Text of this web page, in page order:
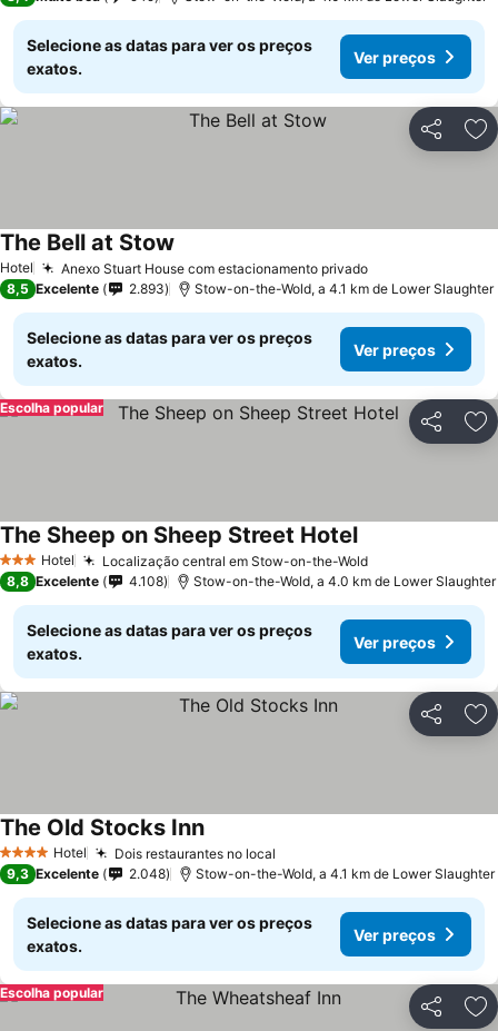
Selecione as datas para ver os preços
exatos.
Ver preços
Partilhar
Hotel Anexo Stuart House com estacionamento privadoVer preços
The Bell at Stow
8,5 Excelente 2.893 Stow-on-the-Wold, a 4.1 km de Lower Slaughter
Selecione as datas para ver os preços
exatos.
Ver preços
Partilhar
Escolha popular
3 EstrelasHotel Localização central em Stow-on-the-WoldVer preços
The Sheep on Sheep Street HotelVer preços
8,8 Excelente 4.108 Stow-on-the-Wold, a 4.0 km de Lower Slaughter
Selecione as datas para ver os preços
exatos.
Ver preços
Partilhar
4 EstrelasHotel Dois restaurantes no local
The Old Stocks InnVer preços
9,3 Excelente 2.048 Stow-on-the-Wold, a 4.1 km de Lower Slaughter
Selecione as datas para ver os preços
exatos.
Ver preços
Partilhar
Escolha popular